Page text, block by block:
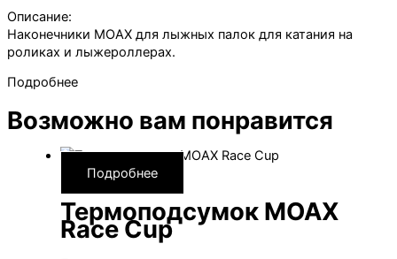
твердоспл.,
красный,
D9
мм
Описание:
Наконечники MOAX для лыжных палок для катания на
роликах и лыжероллерах.
Подробнее
Возможно вам понравится
Подробнее
Термоподсумок MOAX
Race Cup